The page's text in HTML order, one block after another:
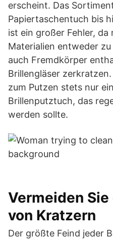
erscheint. Das
Papiertaschentuch bis
ist ein großer Fehler,
Materialien entweder
auch Fremdkörper
Brillengläser
zum Putzen stets nur
Brillenputztuch, das
werden sollte.
Vermeiden
von Kratzern
Der größte Feind jeder